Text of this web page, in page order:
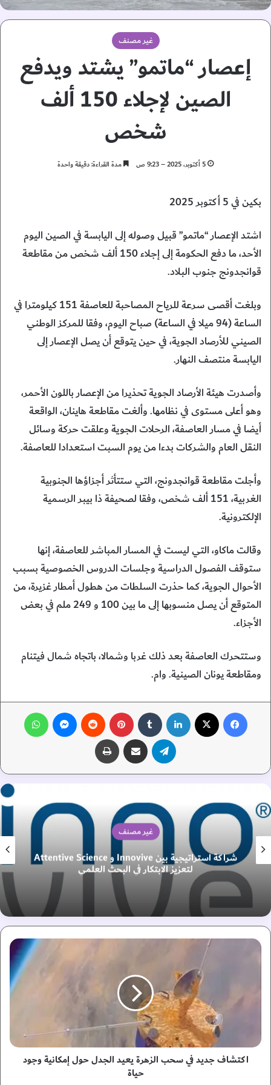
غير مصنف
إعصار “ماتمو” يشتد ويدفع
الصين لإجلاء 150 ألف
شخص
5 أكتوبر، 2025 – 9:23 ص مدة القراءة: دقيقة واحدة
بكين في 5 أكتوبر 2025
اشتد الإعصار “ماتمو” قبيل وصوله إلى اليابسة في الصين اليوم
الأحد، ما دفع الحكومة إلى إجلاء 150 ألف شخص من مقاطعة
قوانجدونج جنوب البلاد.
وبلغت أقصى سرعة للرياح المصاحبة للعاصفة 151 كيلومترا في
الساعة (94 ميلا في الساعة) صباح اليوم، وفقا للمركز الوطني
الصيني للأرصاد الجوية، في حين يتوقع أن يصل الإعصار إلى
اليابسة منتصف النهار.
وأصدرت هيئة الأرصاد الجوية تحذيرا من الإعصار باللون الأحمر،
وهو أعلى مستوى في نظامها. وألغت مقاطعة هاينان، الواقعة
أيضا في مسار العاصفة، الرحلات الجوية وعلقت حركة وسائل
النقل العام والشركات بدءا من يوم السبت استعدادا للعاصفة.
وأجلت مقاطعة قوانجدونج، التي ستتأثر أجزاؤها الجنوبية
الغربية، 151 ألف شخص، وفقا لصحيفة ذا بيبر الرسمية
الإلكترونية.
وقالت ماكاو، التي ليست في المسار المباشر للعاصفة، إنها
ستوقف الفصول الدراسية وجلسات الدروس الخصوصية بسبب
الأحوال الجوية، كما حذرت السلطات من هطول أمطار غزيرة، من
المتوقع أن يصل منسوبها إلى ما بين 100 و 249 ملم في بعض
الأجزاء.
وستتحرك العاصفة بعد ذلك غربا وشمالا، باتجاه شمال فيتنام
ومقاطعة يونان الصينية. وام.
فيسبوك بينتيريست
تيلقرام
مشاركة عبر البريد طباعة
غير مصنف
شراكة استراتيجية بين Innovive و Attentive Science
لتعزيز الابتكار في البحث العلمي
ا
ي
اكتشاف جديد في سحب الزهرة يعيد الجدل حول إمكانية وجود
حياة